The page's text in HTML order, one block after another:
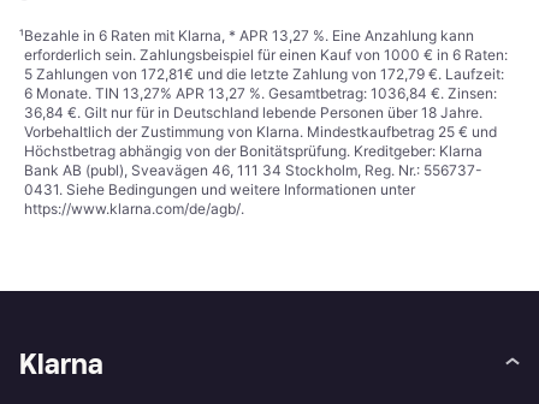
¹Bezahle in 6 Raten mit Klarna, * APR 13,27 %. Eine Anzahlung kann
erforderlich sein. Zahlungsbeispiel für einen Kauf von 1000 € in 6 Raten:
5 Zahlungen von 172,81€ und die letzte Zahlung von 172,79 €. Laufzeit:
6 Monate. TIN 13,27% APR 13,27 %. Gesamtbetrag: 1036,84 €. Zinsen:
36,84 €. Gilt nur für in Deutschland lebende Personen über 18 Jahre.
Vorbehaltlich der Zustimmung von Klarna. Mindestkaufbetrag 25 € und
Höchstbetrag abhängig von der Bonitätsprüfung. Kreditgeber: Klarna
Bank AB (publ), Sveavägen 46, 111 34 Stockholm, Reg. Nr.: 556737-
0431. Siehe Bedingungen und weitere Informationen unter
https://www.klarna.com/de/agb/.
Klarna